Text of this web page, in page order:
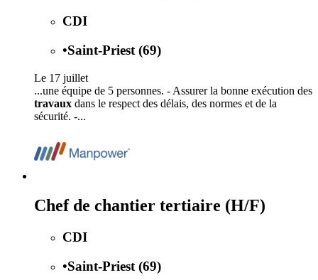
CDI
•Saint-Priest (69)
Le 17 juillet
...une équipe de 5 personnes. - Assurer la bonne exécution des
travaux dans le respect des délais, des normes et de la
sécurité. -...
Chef de chantier tertiaire (H/F)
CDI
•Saint-Priest (69)